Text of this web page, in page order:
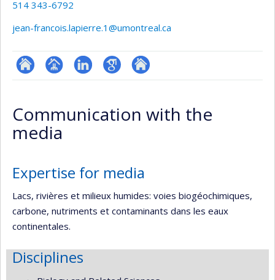
514 343-6792
jean-francois.lapierre.1@umontreal.ca
ResearchGate
Page
(faculté,département,école)
LinkedInGoogleAutre
web
Communication with the
media
Expertise for media
Lacs, rivières et milieux humides: voies biogéochimiques,
carbone, nutriments et contaminants dans les eaux
continentales.
Disciplines